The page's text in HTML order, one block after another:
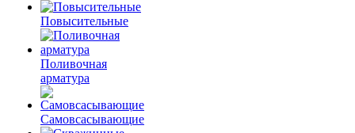
Повысительные
Поливочная
арматура
Самовсасывающие